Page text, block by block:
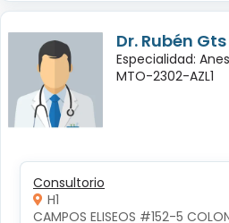
Dr. Rubén
Especialidad:
MTO-2302-AZL1
Consultorio
H1
CAMPOS ELISEOS #152-5